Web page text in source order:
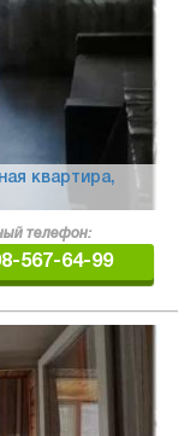
квартира,
телефон:
567-64-99